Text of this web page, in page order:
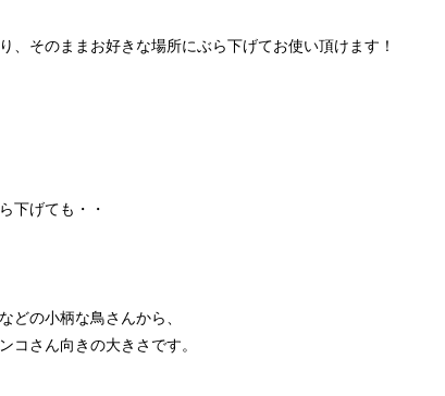
、そのままお好きな場所にぶら下げてお使い頂けます！
下げても・・
どの小柄な鳥さんから、
コさん向きの大きさです。